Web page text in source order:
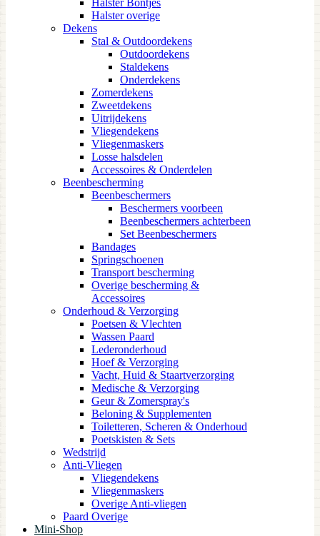
Halster overige
Dekens
Stal & Outdoordekens
Outdoordekens
Staldekens
Onderdekens
Zomerdekens
Zweetdekens
Uitrijdekens
Vliegendekens
Vliegenmaskers
Losse halsdelen
Accessoires & Onderdelen
Beenbescherming
Beenbeschermers
Beschermers voorbeen
Beenbeschermers achterbeen
Set Beenbeschermers
Bandages
Springschoenen
Transport bescherming
Overige bescherming &
Accessoires
Onderhoud & Verzorging
Poetsen & Vlechten
Wassen Paard
Lederonderhoud
Hoef & Verzorging
Vacht, Huid & Staartverzorging
Medische & Verzorging
Geur & Zomerspray's
Beloning & Supplementen
Toiletteren, Scheren & Onderhoud
Poetskisten & Sets
Wedstrijd
Anti-Vliegen
Vliegendekens
Vliegenmaskers
Overige Anti-vliegen
Paard Overige
Mini-Shop